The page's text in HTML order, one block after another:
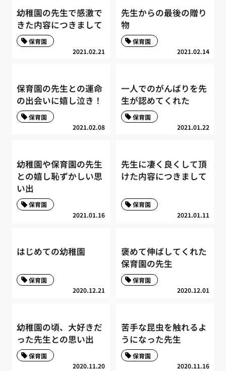
幼稚園の先生で感激で
きた内容につきまして
2021.02.21
保育園
先生からの最後の贈り
物
2021.02.14
保育園
保育園の先生との運命
の出会いに嬉し泣き！
2021.02.08
保育園
一人でのがんばりを先
生が認めてくれた
2021.01.22
保育園
幼稚園や保育園の先生
との嬉し恥ずかしい思
い出
2021.01.16
保育園
先生に凄く良くして頂
けた内容につきまして
2021.01.11
保育園
はじめての幼稚園
2020.12.21
保育園
褒めて伸ばしてくれた
保育園の先生
2020.12.01
保育園
幼稚園の頃、大好きだ
った先生との思い出
2020.11.20
保育園
苦手な昆虫を触れるよ
うになった先生
2020.11.16
保育園